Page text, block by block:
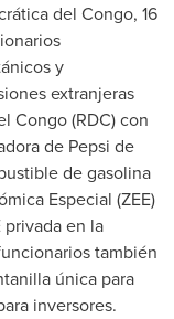
del Congo, 16
y
extranjeras
Congo(RDC) con
de Pepsi de
de gasolina
Especial (ZEE)
en la
también
única para
inversores.